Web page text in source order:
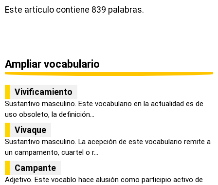
Este artículo contiene 839 palabras.
Ampliar vocabulario
Vivificamiento
Sustantivo masculino. Este vocabulario en la actualidad es de
uso obsoleto, la definición...
Vivaque
Sustantivo masculino. La acepción de este vocabulario remite a
un campamento, cuartel o r...
Campante
Adjetivo. Este vocablo hace alusión como participio activo de